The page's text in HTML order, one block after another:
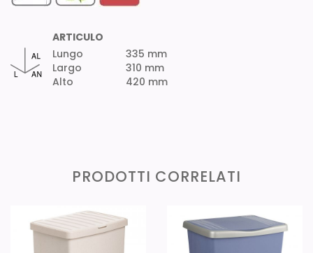
ARTICULO
Lungo
Largo
Alto
335 mm
310 mm
420 mm
PRODOTTI CORRELATI